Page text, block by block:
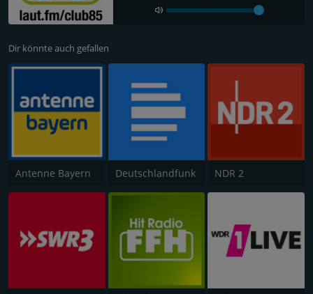
Dir könnte auch gefallen
Antenne Bayern Deutschlandfunk NDR 2